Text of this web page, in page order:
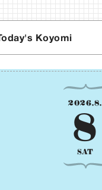
Today's Koyomi
2026.8.
8
SAT